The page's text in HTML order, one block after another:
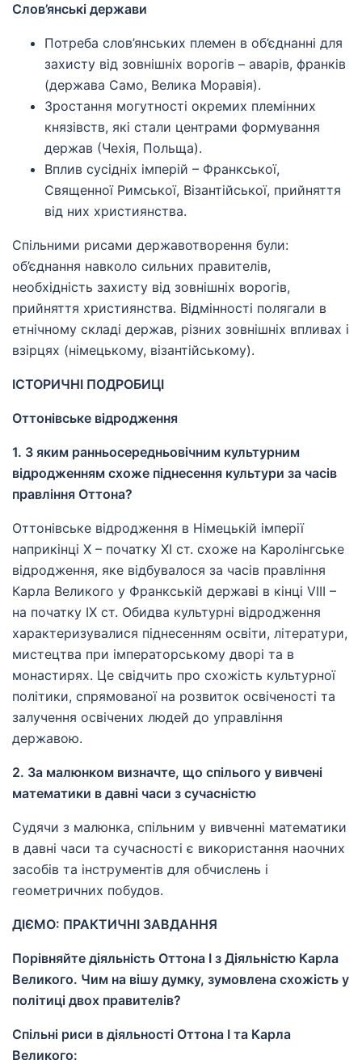
Слов’янські держави
Потреба слов’янських племен в об’єднанні для
захисту від зовнішніх ворогів – аварів, франків
(держава Само, Велика Моравія).
Зростання могутності окремих племінних
князівств, які стали центрами формування
держав (Чехія, Польща).
Вплив сусідніх імперій – Франкської,
Священної Римської, Візантійської, прийняття
від них християнства.
Спільними рисами державотворення були:
об’єднання навколо сильних правителів,
необхідність захисту від зовнішніх ворогів,
прийняття християнства. Відмінності полягали в
етнічному складі держав, різних зовнішніх впливах і
взірцях (німецькому, візантійському).
ІСТОРИЧНІ ПОДРОБИЦІ
Оттонівське відродження
1. З яким ранньосередньовічним культурним
відродженням схоже піднесення культури за часів
правління Оттона?
Оттонівське відродження в Німецькій імперії
наприкінці X – початку XI ст. схоже на Каролінгське
відродження, яке відбувалося за часів правління
Карла Великого у Франкській державі в кінці VIII –
на початку IX ст. Обидва культурні відродження
характеризувалися піднесенням освіти, літератури,
мистецтва при імператорському дворі та в
монастирях. Це свідчить про схожість культурної
політики, спрямованої на розвиток освіченості та
залучення освічених людей до управління
державою.
2. За малюнком визначте, що спілього у вивчені
математики в давні часи з сучасністю
Судячи з малюнка, спільним у вивченні математики
в давні часи та сучасності є використання наочних
засобів та інструментів для обчислень і
геометричних побудов.
ДІЄМО: ПРАКТИЧНІ ЗАВДАННЯ
Порівняйте діяльність Оттона І з Діяльністю Карла
Великого. Чим на вішу думку, зумовлена схожість у
політиці двох правителів?
Спільні риси в діяльності Оттона I та Карла
Великого: